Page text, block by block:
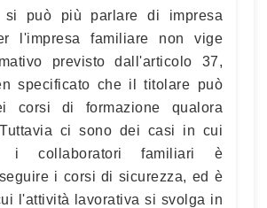
si può più parlare di impresa
l'impresa familiare non vige
previsto dall'articolo 37,
specificato che il titolare può
corsi di formazione qualora
ci sono dei casi in cui
i collaboratori familiari è
i corsi di sicurezza, ed è
l'attività lavorativa si svolga in